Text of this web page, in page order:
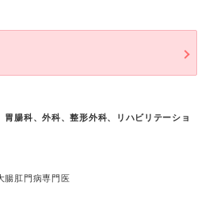
胃腸科、外科、整形外科、リハビリテーショ
腸肛門病専門医